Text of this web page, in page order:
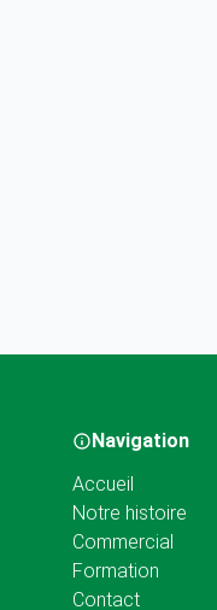
Navigation
Accueil
Notre histoire
Commercial
Formation
Contact